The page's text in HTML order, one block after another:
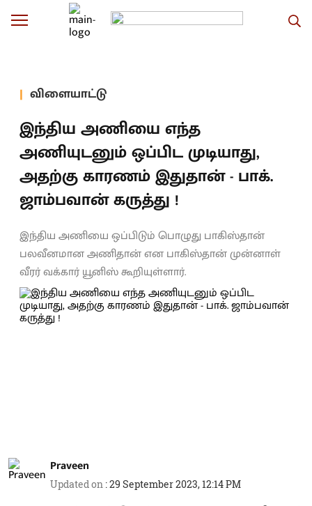
விளையாட்டு
இந்திய அணியை எந்த
அணியுடனும் ஒப்பிட முடியாது,
அதற்கு காரணம் இதுதான் - பாக்.
ஜாம்பவான் கருத்து !
இந்திய அணியை ஒப்பிடும் பொழுது பாகிஸ்தான்
பலவீனமான அணிதான் என பாகிஸ்தான் முன்னாள்
வீரர் வக்கார் யூனிஸ் கூறியுள்ளார்.
Praveen
Updated on :29 September 2023, 12:14 PM